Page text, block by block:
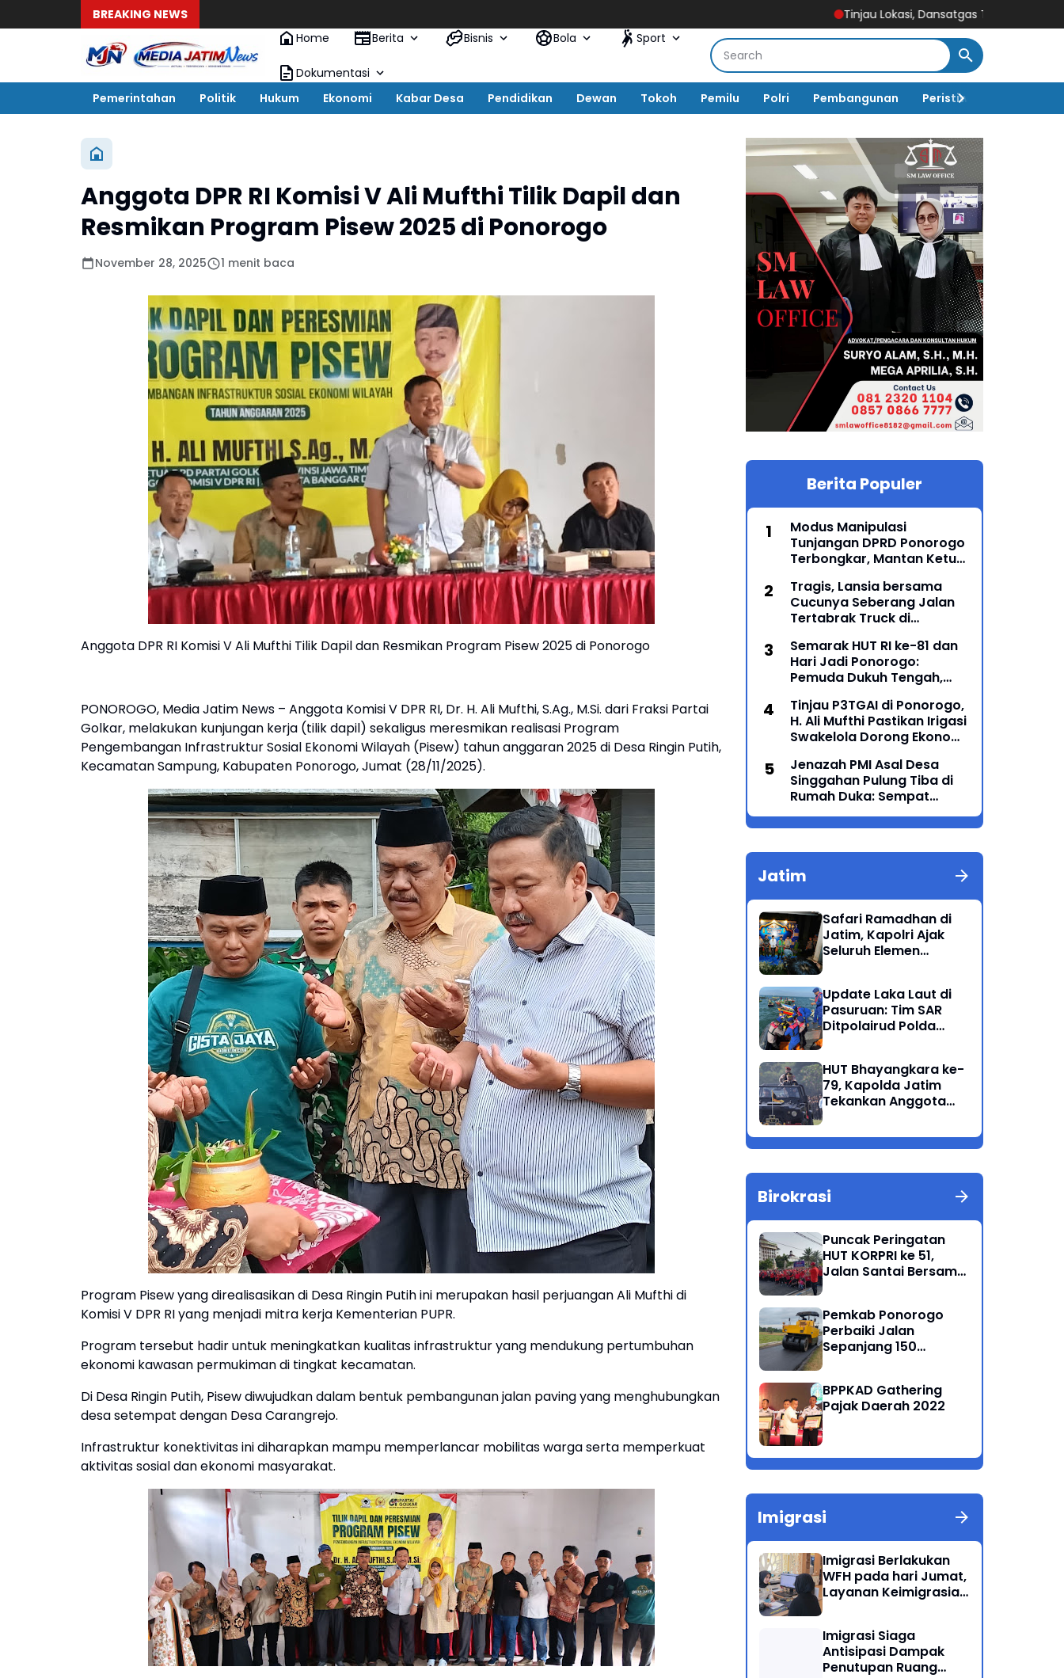
BREAKING NEWS
Tinjau Lokasi, Dansatgas TMMD 129 Bulu Lor
Home
Berita Bisnis Bola Sport
Dokumentasi
Pemerintahan
Politik Hukum Ekonomi Kabar Desa Pendidikan Dewan Tokoh Pemilu Polri Pembangunan Peristiwa
Anggota DPR RI Komisi V Ali Mufthi Tilik Dapil dan
Resmikan Program Pisew 2025 di Ponorogo
November 28, 2025 1 menit baca
Anggota DPR RI Komisi V Ali Mufthi Tilik Dapil dan Resmikan Program Pisew 2025 di Ponorogo
PONOROGO, Media Jatim News – Anggota Komisi V DPR RI, Dr. H. Ali Mufthi, S.Ag., M.Si. dari Fraksi Partai
Golkar, melakukan kunjungan kerja (tilik dapil) sekaligus meresmikan realisasi Program
Pengembangan Infrastruktur Sosial Ekonomi Wilayah (Pisew) tahun anggaran 2025 di Desa Ringin Putih,
Kecamatan Sampung, Kabupaten Ponorogo, Jumat (28/11/2025).
Program Pisew yang direalisasikan di Desa Ringin Putih ini merupakan hasil perjuangan Ali Mufthi di
Komisi V DPR RI yang menjadi mitra kerja Kementerian PUPR.
Program tersebut hadir untuk meningkatkan kualitas infrastruktur yang mendukung pertumbuhan
ekonomi kawasan permukiman di tingkat kecamatan.
Di Desa Ringin Putih, Pisew diwujudkan dalam bentuk pembangunan jalan paving yang menghubungkan
desa setempat dengan Desa Carangrejo.
Infrastruktur konektivitas ini diharapkan mampu memperlancar mobilitas warga serta memperkuat
aktivitas sosial dan ekonomi masyarakat.
Berita Populer
Modus Manipulasi
Tunjangan DPRD Ponorogo
Terbongkar, Mantan Ketua
Ditahan Kejari
Tragis, Lansia bersama
Cucunya Seberang Jalan
Tertabrak Truck di
Meninggal
Semarak HUT RI ke-81 dan
Hari Jadi Ponorogo:
Pemuda Dukuh Tengah,
Gajah-Gajahan, Lintas
Generasi Menyatu dalam
Budaya
Tinjau P3TGAI di Ponorogo,
H. Ali Mufthi Pastikan Irigasi
Swakelola Dorong Ekonomi
Jenazah PMI Asal Desa
Singgahan Pulung Tiba di
Rumah Duka: Sempat
Terkendala Biaya
Pemulangan dari Majikan
Jatim
Safari Ramadhan di
Jatim, Kapolri Ajak
Seluruh Elemen
Program Presiden
Update Laka Laut di
Pasuruan: Tim SAR
Ditpolairud Polda
Korban Meninggal di
Perairan Lekok
HUT Bhayangkara ke-
79, Kapolda Jatim
Tekankan Anggota
Profesional Polri
Birokrasi
Puncak Peringatan
HUT KORPRI ke 51,
Jalan Santai Bersama
Pemkab Ponorogo
Perbaiki Jalan
Sepanjang 150
BPPKAD Gathering
Pajak Daerah 2022
Imigrasi
Imigrasi Berlakukan
WFH pada hari Jumat,
Layanan Keimigrasian
Imigrasi Siaga
Antisipasi Dampak
Penutupan Ruang